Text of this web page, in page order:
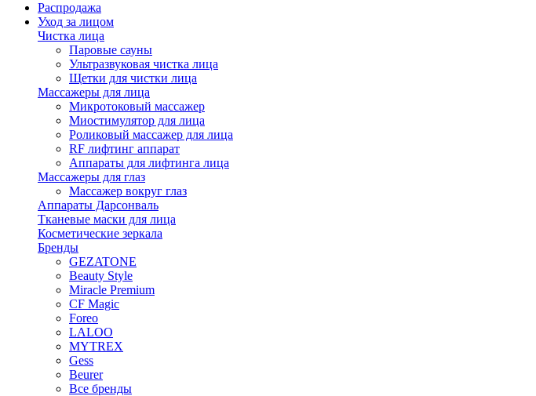
Распродажа
Уход за лицом
Чистка лица
Паровые сауны
Ультразвуковая чистка лица
Щетки для чистки лица
Массажеры для лица
Микротоковый массажер
Миостимулятор для лица
Роликовый массажер для лица
RF лифтинг аппарат
Аппараты для лифтинга лица
Массажеры для глаз
Массажер вокруг глаз
Аппараты Дарсонваль
Тканевые маски для лица
Косметические зеркала
Бренды
GEZATONE
Beauty Style
Miracle Premium
CF Magic
Foreo
LALOO
MYTREX
Gess
Beurer
Все бренды